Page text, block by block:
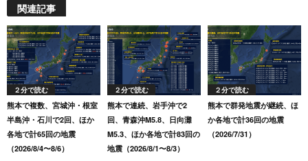
関連記事
２分で読む
熊本で複数、宮城沖・根室
半島沖・石川で2回、ほか
各地で計65回の地震
（2026/8/4〜8/6）
２分で読む
熊本で連続、岩手沖で2
回、青森沖M5.8、日向灘
M5.3、ほか各地で計83回の
地震（2026/8/1〜8/3）
２分で読む
熊本で群発地震が継続、ほ
か各地で計36回の地震
（2026/7/31）